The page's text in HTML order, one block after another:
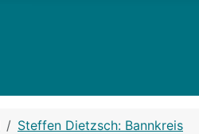
Steffen Dietzsch: Bannkreis